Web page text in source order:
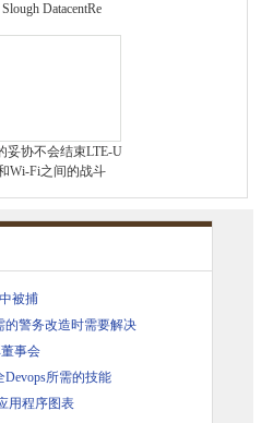
Slough DatacentRe
妥协不会结束LTE-U
Wi-Fi之间的战斗
被捕
的警务改造时需要解决
事会
所需的技能
用程序图表